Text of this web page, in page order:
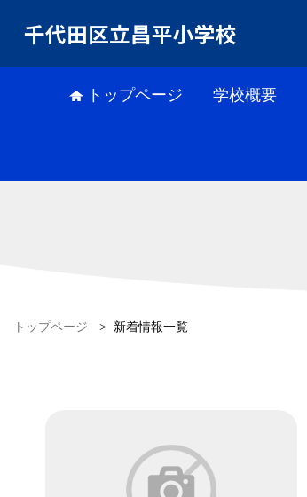
千代田区立昌平小学校
トップページ 学校概要
トップページ > 新着情報一覧